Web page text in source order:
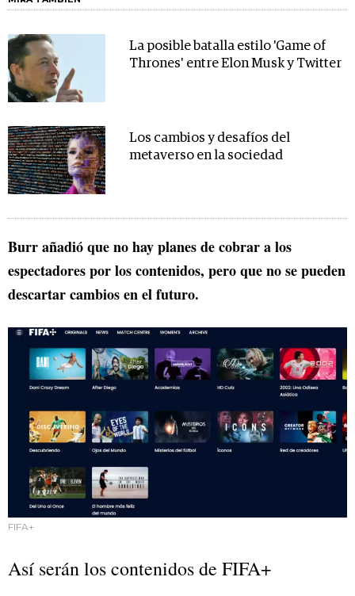
La posible batalla estilo 'Game of
Thrones' entre Elon Musk y Twitter
Los cambios y desafíos del
metaverso en la sociedad
Burr añadió que no hay planes de cobrar a los
espectadores por los contenidos, pero que no se pueden
descartar cambios en el futuro.
FIFA+
Así serán los contenidos de FIFA+